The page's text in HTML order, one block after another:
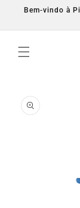
para o
Bem-vindo à
informação
do produto